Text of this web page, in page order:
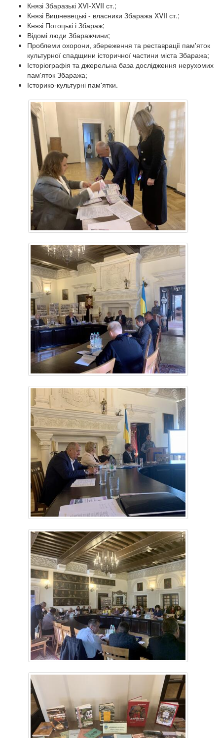
Князі Збаразькі XVI-XVII ст.;
Князі Вишневецькі - власники Збаража XVII ст.;
Князі Потоцькі і Збараж;
Відомі люди Збаражчини;
Проблеми охорони, збереження та реставрації пам'яток
культурної спадщини історичної частини міста Збаража;
Історіографія та джерельна база дослідження нерухомих
пам'яток Збаража;
Історико-культурні пам'ятки.